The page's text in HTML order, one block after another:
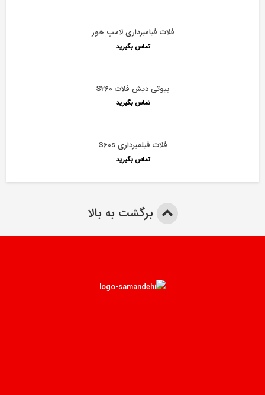
فلات فیامبرداری لامپ خور
تماس بگیرید
بیوتی دیش فلات S260
تماس بگیرید
فلات فیلمبرداری S60s
تماس بگیرید
برگشت به بالا